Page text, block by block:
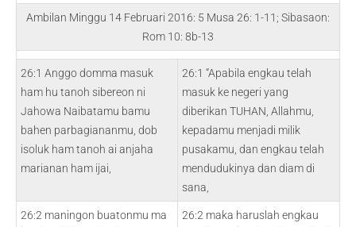
Ambilan Minggu 14 Februari 2016: 5 Musa 26: 1-11; Sibasaon:
Rom 10: 8b-13
26:1 Anggo domma masuk
ham hu tanoh sibereon ni
Jahowa Naibatamu bamu
bahen parbagiananmu, dob
isoluk ham tanoh ai anjaha
marianan ham ijai,
26:1 “Apabila engkau telah
masuk ke negeri yang
diberikan TUHAN, Allahmu,
kepadamu menjadi milik
pusakamu, dan engkau telah
mendudukinya dan diam di
sana,
26:2 maningon buatonmu ma
26:2 maka haruslah engkau